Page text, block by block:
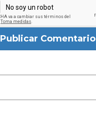
Publicar Comentario